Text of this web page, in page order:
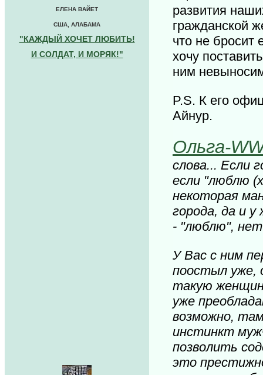
ЕЛЕНА ВАЙЕТ
США, АЛАБАМА
"КАЖДЫЙ ХОЧЕТ ЛЮБИТЬ!
И СОЛДАТ, И МОРЯК!"
развития
гражданской
что не бросит
хочу
ним
P.S. К его
Айнур.
Ольга-
слова... Если
если "люблю
некоторая
города, да и
- "люблю", нет
У Вас с ним
поостыл уже,
такую
уже
возможно,
инстинкт
позволить
это